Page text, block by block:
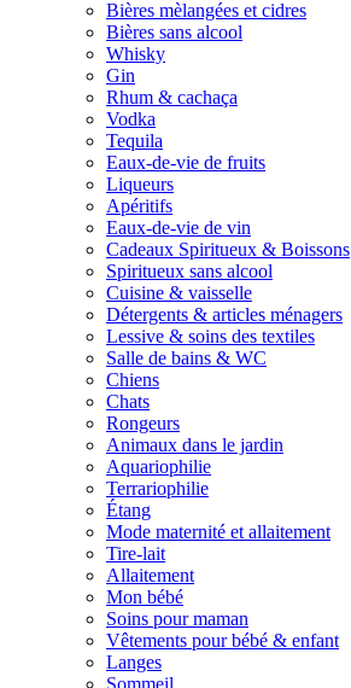
Bières mèlangées et cidres
Bières sans alcool
Whisky
Gin
Rhum & cachaça
Vodka
Tequila
Eaux-de-vie de fruits
Liqueurs
Apéritifs
Eaux-de-vie de vin
Cadeaux Spiritueux & Boissons
Spiritueux sans alcool
Cuisine & vaisselle
Détergents & articles ménagers
Lessive & soins des textiles
Salle de bains & WC
Chiens
Chats
Rongeurs
Animaux dans le jardin
Aquariophilie
Terrariophilie
Étang
Mode maternité et allaitement
Tire-lait
Allaitement
Mon bébé
Soins pour maman
Vêtements pour bébé & enfant
Langes
Sommeil